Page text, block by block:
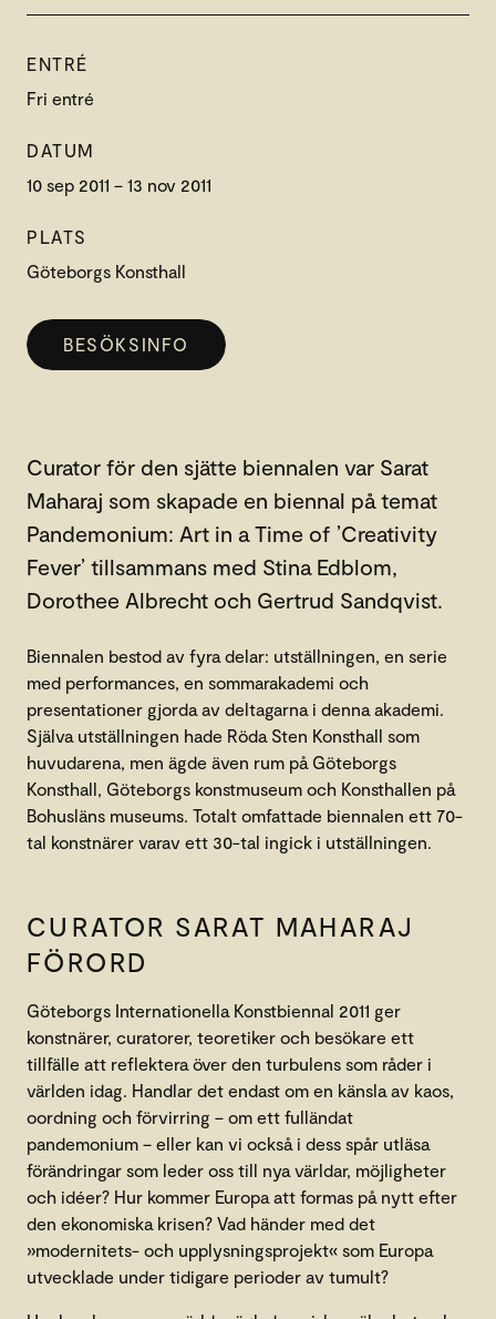
ENTRÉ
Fri entré
DATUM
10 sep 2011 – 13 nov 2011
PLATS
Göteborgs Konsthall
BESÖKSINFO
Curator för den sjätte biennalen var Sarat
Maharaj som skapade en biennal på temat
Pandemonium: Art in a Time of ’Creativity
Fever’ tillsammans med Stina Edblom,
Dorothee Albrecht och Gertrud Sandqvist.
Biennalen bestod av fyra delar: utställningen, en serie
med performances, en sommarakademi och
presentationer gjorda av deltagarna i denna akademi.
Själva utställningen hade Röda Sten Konsthall som
huvudarena, men ägde även rum på Göteborgs
Konsthall, Göteborgs konstmuseum och Konsthallen på
Bohusläns museums. Totalt omfattade biennalen ett 70-
tal konstnärer varav ett 30-tal ingick i utställningen.
CURATOR SARAT MAHARAJ
FÖRORD
Göteborgs Internationella Konstbiennal 2011 ger
konstnärer, curatorer, teoretiker och besökare ett
tillfälle att reflektera över den turbulens som råder i
världen idag. Handlar det endast om en känsla av kaos,
oordning och förvirring – om ett fulländat
pandemonium – eller kan vi också i dess spår utläsa
förändringar som leder oss till nya världar, möjligheter
och idéer? Hur kommer Europa att formas på nytt efter
den ekonomiska krisen? Vad händer med det
»modernitets- och upplysningsprojekt« som Europa
utvecklade under tidigare perioder av tumult?